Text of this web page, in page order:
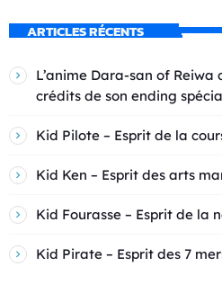
ARTICLES RÉCENTS
L’anime Dara-san of
crédits de son ending
Kid Pilote – Esprit de la
Kid Ken – Esprit des arts
Kid Fourasse – Esprit de la
Kid Pirate – Esprit des 7